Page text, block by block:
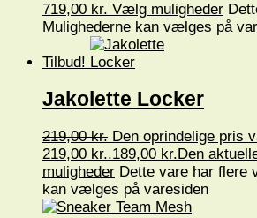
719,00 kr. Vælg muligheder
Mulighederne kan vælges på
Tilbud!
Jakolette Locker
219,00kr. Den oprindelige pris
219,00 kr..189,00 kr.Den
muligheder Dette vare har flere
kan vælges på varesiden